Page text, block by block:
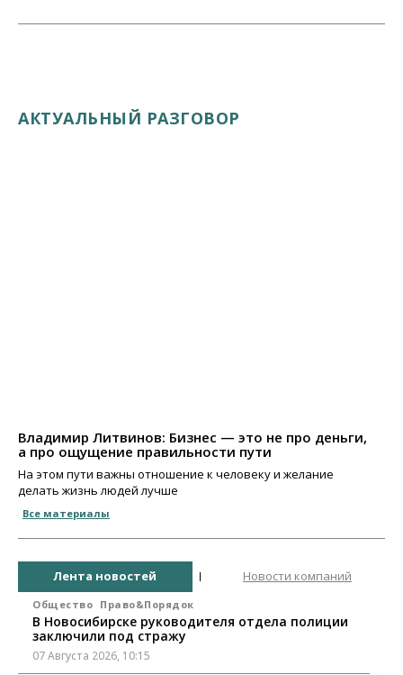
АКТУАЛЬНЫЙ РАЗГОВОР
Владимир Литвинов: Бизнес — это не про деньги,
а про ощущение правильности пути
На этом пути важны отношение к человеку и желание
делать жизнь людей лучше
Все материалы
Лента новостей Новости компаний
Общество Право&Порядок
В Новосибирске руководителя отдела полиции
заключили под стражу
07 Августа 2026, 10:15